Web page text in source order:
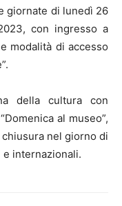
giornate di lunedì 26
con ingresso a
modalità di accesso
della cultura con
al museo”,
nel giorno di
internazionali.